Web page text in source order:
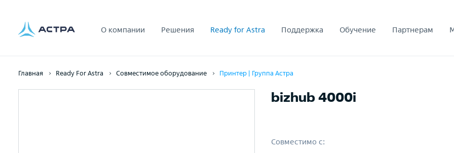
О компании Решения Ready for Astra Поддержка Обучение Партнерам
Главная Ready For Astra Совместимое оборудование Принтер | Группа Астра
bizhub 4000i
Совместимо с: